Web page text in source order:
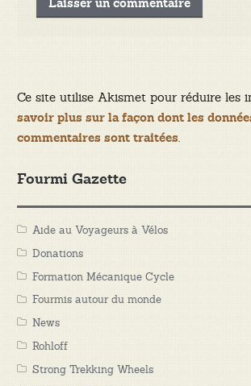
Ce site utilise Akismet pour réduire les
savoir plus sur la façon dont les
commentaires sont traitées.
Fourmi Gazette
Aide au Voyageurs à Vélos
Donations
Formation Mécanique Cycle
Fourmis autour du monde
News
Rohloff
Strong Trekking Wheels